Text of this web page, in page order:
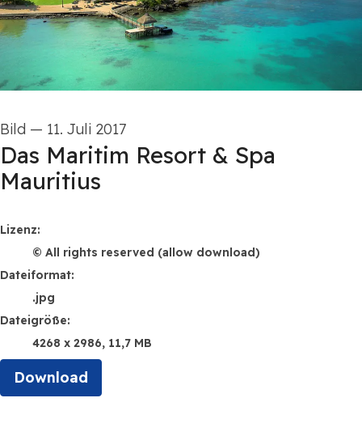
Bild — 11. Juli 2017
Das Maritim Resort & Spa
Mauritius
go to media item
Lizenz:
© All rights reserved (allow download)
Dateiformat:
.jpg
Dateigröße:
4268 x 2986, 11,7 MB
Download